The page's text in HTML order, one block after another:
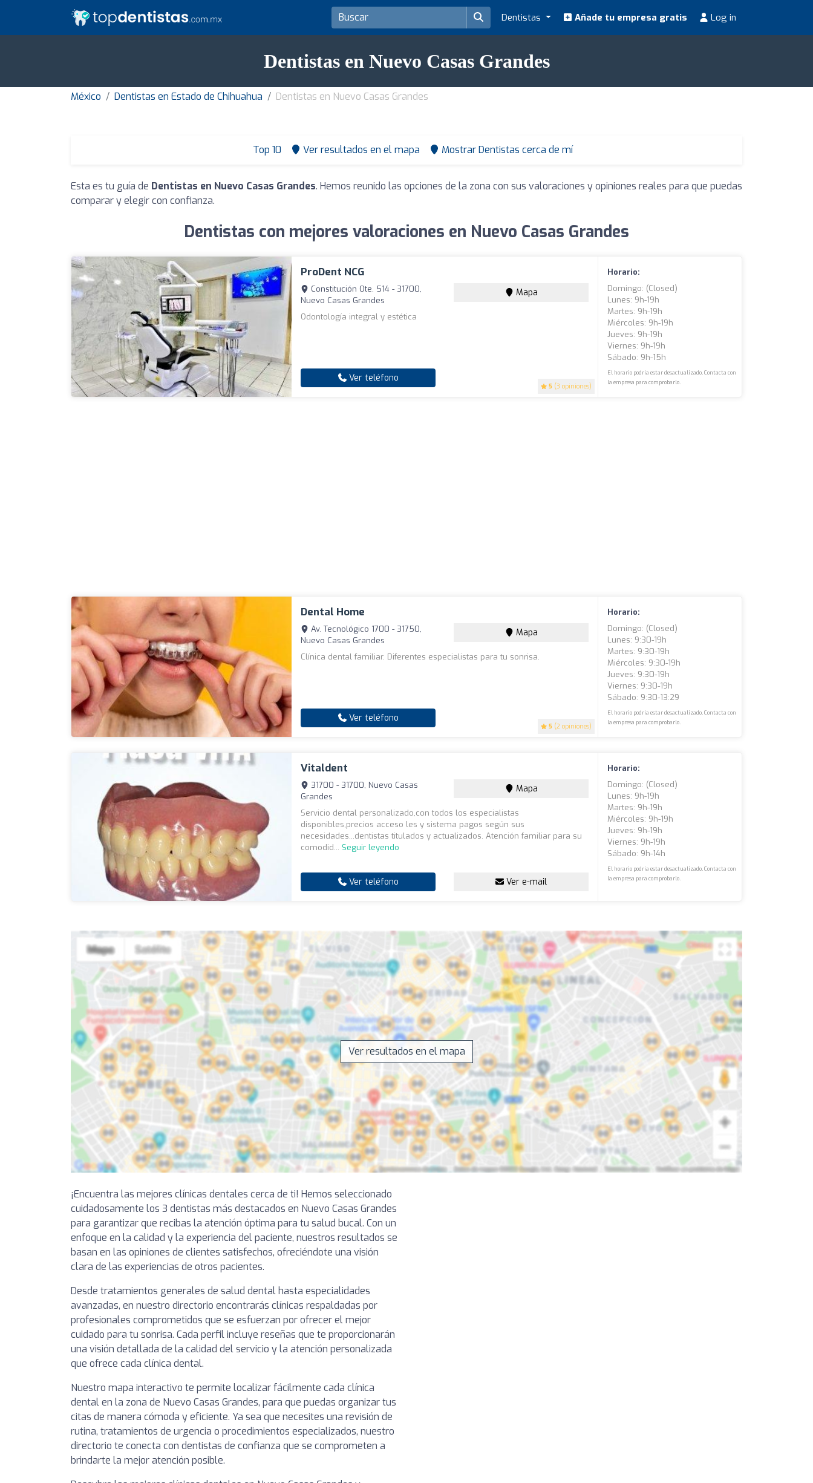
Dentistas Añade tu empresa gratis Log in
Dentistas en Nuevo Casas Grandes
México Dentistas en Estado de Chihuahua Dentistas en Nuevo Casas Grandes
Top 10 Ver resultados en el mapa Mostrar Dentistas cerca de mí
Esta es tu guía de Dentistas en Nuevo Casas Grandes. Hemos reunido las opciones de la zona con sus valoraciones y opiniones reales para que puedas
comparar y elegir con confianza.
Dentistas con mejores valoraciones en Nuevo Casas Grandes
ProDent NCG
5 (3 opiniones)
Constitución Ote. 514 - 31700,
Nuevo Casas Grandes
Mapa
Odontología integral y estética
Ver teléfono
Horario:
Domingo: (closed)
Lunes: 9h-19h
Martes: 9h-19h
Miércoles: 9h-19h
Jueves: 9h-19h
Viernes: 9h-19h
Sábado: 9h-15h
El horario podría estar desactualizado. Contacta con
la empresa para comprobarlo.
Dental Home
5 (2 opiniones)
Av. Tecnológico 1700 - 31750,
Nuevo Casas Grandes
Mapa
Clínica dental familiar. Diferentes especialistas para tu sonrisa.
Ver teléfono
Horario:
Domingo: (closed)
Lunes: 9:30-19h
Martes: 9:30-19h
Miércoles: 9:30-19h
Jueves: 9:30-19h
Viernes: 9:30-19h
Sábado: 9:30-13:29
El horario podría estar desactualizado. Contacta con
la empresa para comprobarlo.
Vitaldent
31700 - 31700, Nuevo Casas
Grandes
Mapa
Servicio dental personalizado,con todos los especialistas
disponibles,precios acceso les y sistema pagos según sus
necesidades...dentistas titulados y actualizados. Atención familiar para su
comodid... Seguir leyendo
Ver teléfono Ver e-mail
Horario:
Domingo: (closed)
Lunes: 9h-19h
Martes: 9h-19h
Miércoles: 9h-19h
Jueves: 9h-19h
Viernes: 9h-19h
Sábado: 9h-14h
El horario podría estar desactualizado. Contacta con
la empresa para comprobarlo.
Ver resultados en el mapa
¡Encuentra las mejores clínicas dentales cerca de ti! Hemos seleccionado
cuidadosamente los 3 dentistas más destacados en Nuevo Casas Grandes
para garantizar que recibas la atención óptima para tu salud bucal. Con un
enfoque en la calidad y la experiencia del paciente, nuestros resultados se
basan en las opiniones de clientes satisfechos, ofreciéndote una visión
clara de las experiencias de otros pacientes.
Desde tratamientos generales de salud dental hasta especialidades
avanzadas, en nuestro directorio encontrarás clínicas respaldadas por
profesionales comprometidos que se esfuerzan por ofrecer el mejor
cuidado para tu sonrisa. Cada perfil incluye reseñas que te proporcionarán
una visión detallada de la calidad del servicio y la atención personalizada
que ofrece cada clínica dental.
Nuestro mapa interactivo te permite localizar fácilmente cada clínica
dental en la zona de Nuevo Casas Grandes, para que puedas organizar tus
citas de manera cómoda y eficiente. Ya sea que necesites una revisión de
rutina, tratamientos de urgencia o procedimientos especializados, nuestro
directorio te conecta con dentistas de confianza que se comprometen a
brindarte la mejor atención posible.